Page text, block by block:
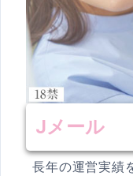
Jメール
長年の運営実績